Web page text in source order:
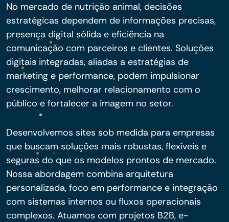
No mercado de nutrição animal, decisões
estratégicas dependem de informações precisas,
presença digital sólida e eficiência na
comunicação com parceiros e clientes. Soluções
digitais integradas, aliadas a estratégias de
marketing e performance, podem impulsionar
crescimento, melhorar relacionamento com o
público e fortalecer a imagem no setor.
Desenvolvemos sites sob medida para empresas
que buscam soluções mais robustas, flexíveis e
seguras do que os modelos prontos de mercado.
Nossa abordagem combina arquitetura
personalizada, foco em performance e integração
com sistemas internos ou fluxos operacionais
complexos. Atuamos com projetos B2B, e-